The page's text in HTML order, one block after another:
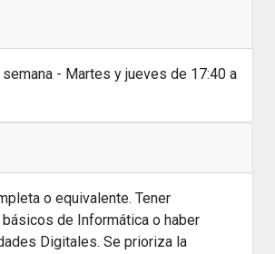
- Martes y jueves de 17:40 a
o equivalente. Tener
de Informática o haber
Digitales. Se prioriza la